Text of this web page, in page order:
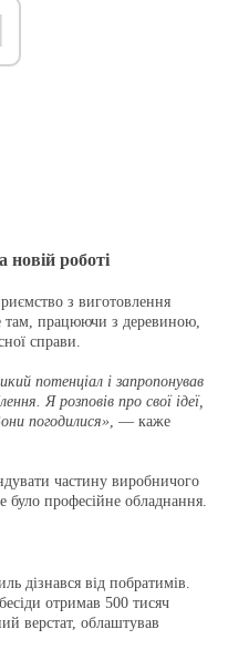
новій роботі
з виготовлення
там, працюючи з деревиною,
справи.
потенціал і запропонував
Я розповів про свої ідеї,
погодилися», — каже
частину виробничого
було професійне обладнання.
дізнався від побратимів.
отримав 500 тисяч
верстат, облаштував